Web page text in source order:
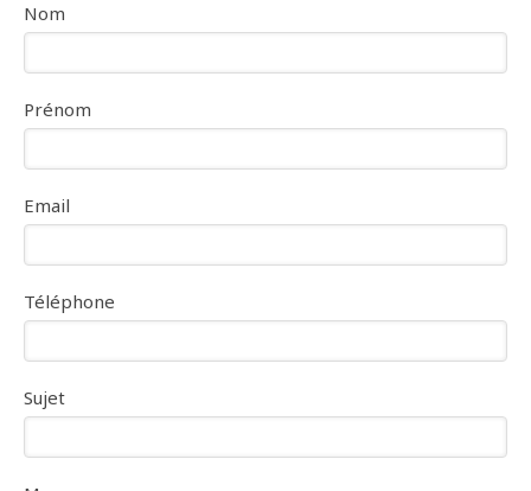
Nom
Prénom
Email
Téléphone
Sujet